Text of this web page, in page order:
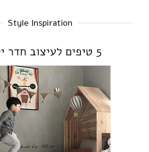
Style Inspiration